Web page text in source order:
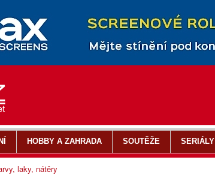
HOBBY A ZAHRADA SOUTĚŽE SERIÁLY
laky, nátěry